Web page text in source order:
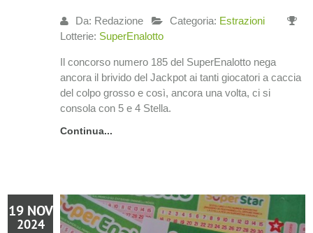
Da: Redazione Categoria: Estrazioni
Lotterie: SuperEnalotto
Il concorso numero 185 del SuperEnalotto nega
ancora il brivido del Jackpot ai tanti giocatori a caccia
del colpo grosso e così, ancora una volta, ci si
consola con 5 e 4 Stella.
Continua...
19 NOV
2024